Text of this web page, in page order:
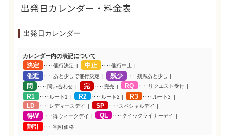
出発日カレンダー・料金表
出発日カレンダー
カレンダー内の表記について
決定 ‥‥催行決定 中止 ‥‥催行中止
催近 ‥‥あと少しで催行決定 残少 ‥‥残席あと少し
問 ‥‥問い合わせ 完 ‥‥完売 RQ ‥‥リクエスト受付
R1 ‥‥ルート1 R2 ‥‥ルート2 R3 ‥‥ルート3
LD ‥‥レディースデイ SP ‥‥スペシャルデイ
得W ‥‥得ウィークデイ QL ‥‥クイックライナーデイ
割引 ‥‥割引価格